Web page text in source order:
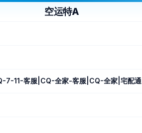
空运特A
11-客服|CQ-全家-客服|CQ-全家|宅配通